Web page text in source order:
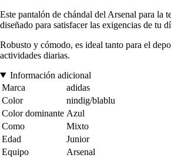
Este pantalón de chándal del Arsenal para la
diseñado para satisfacer las exigencias de tu
Robusto y cómodo, es ideal tanto para el
actividades diarias.
Información adicional
Marca
adidas
Color
nindig/blablu
Color dominante Azul
Como
Mixto
Edad
Junior
Equipo
Arsenal